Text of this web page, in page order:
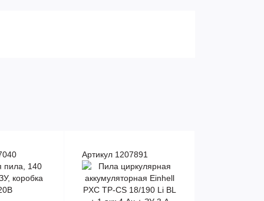
Артикул 1207891